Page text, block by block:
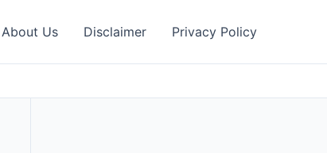
About Us Disclaimer Privacy Policy